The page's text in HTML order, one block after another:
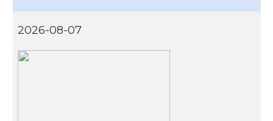
2026-08-07